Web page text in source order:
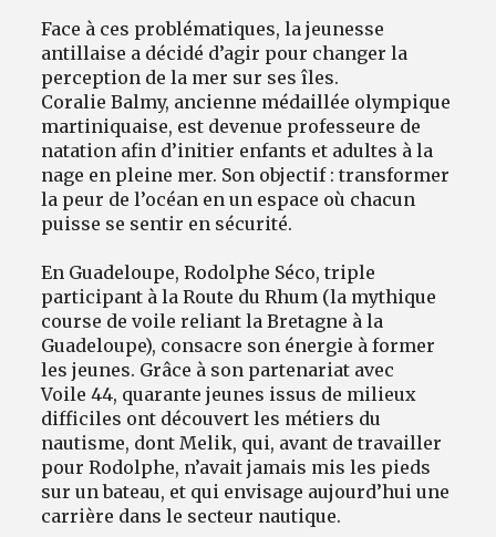
Face à ces problématiques, la jeunesse
antillaise a décidé d’agir pour changer la
perception de la mer sur ses îles.
Coralie Balmy, ancienne médaillée olympique
martiniquaise, est devenue professeure de
natation afin d’initier enfants et adultes à la
nage en pleine mer. Son objectif : transformer
la peur de l’océan en un espace où chacun
puisse se sentir en sécurité.
En Guadeloupe, Rodolphe Séco, triple
participant à la Route du Rhum (la mythique
course de voile reliant la Bretagne à la
Guadeloupe), consacre son énergie à former
les jeunes. Grâce à son partenariat avec
Voile 44, quarante jeunes issus de milieux
difficiles ont découvert les métiers du
nautisme, dont Melik, qui, avant de travailler
pour Rodolphe, n’avait jamais mis les pieds
sur un bateau, et qui envisage aujourd’hui une
carrière dans le secteur nautique.